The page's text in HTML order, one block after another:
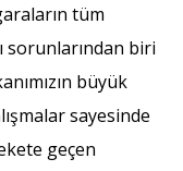
tüm
sorunlarından biri
büyük
sayesinde
geçen